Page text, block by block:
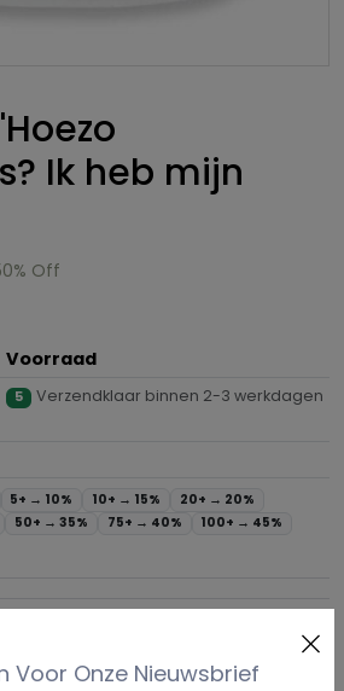
Ik heb mijn
Off
Voorraad
5 Verzendklaar binnen 2-3 werkdagen
5+ → 10% 10+ → 15% 20+ → 20%
50+ →35% 75+ → 40% 100+ → 45%
Voor Onze Nieuwsbrief